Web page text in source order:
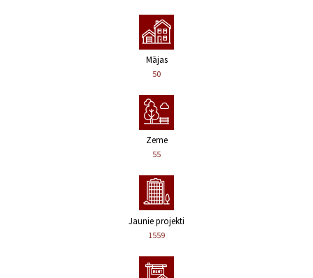
Mājas
50
Zeme
55
Jaunie projekti
1559